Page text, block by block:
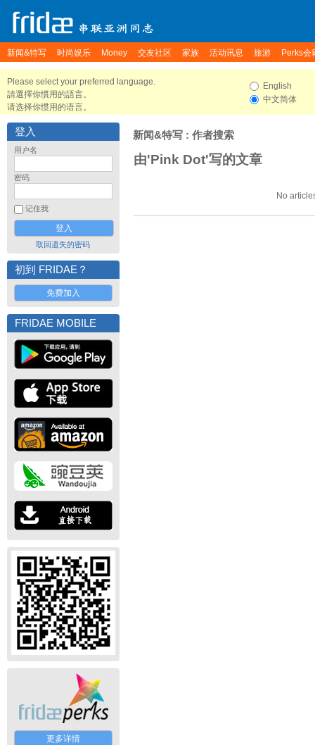
新闻&特写 时尚娱乐 Money 交友社区 家族 活动讯息 旅游 Perks会
Please select your preferred language.
請選擇你慣用的語言。
请选择你惯用的语言。
English
中文简体
登入
用户名
密码
记住我
取回遗失的密码
初到 FRIDAE？
免费加入
FRIDAE MOBILE
更多详情
新闻&特写 : 作者搜索
由'Pink Dot'写的文章
No